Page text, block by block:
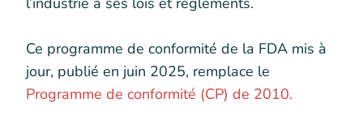
Ce programme de conformité de la FDA mis à
jour, publié en juin 2025, remplace le
Programme de conformité (CP) de 2010.